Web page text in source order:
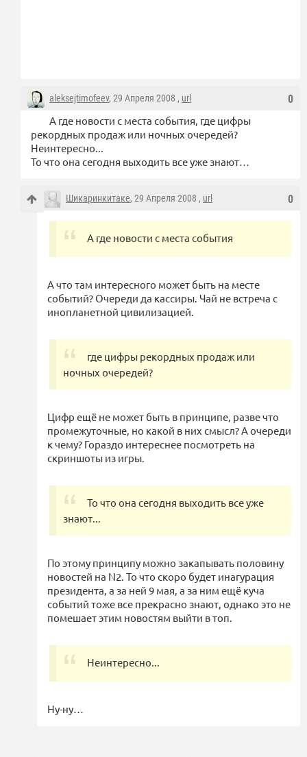
0
aleksejtimofeev, 29 Апреля 2008 , url
А где новости с места события, где цифры
рекордных продаж или ночных очередей?
Неинтересно...
То что она сегодня выходить все уже знают…
0
Шикаринкитаке, 29 Апреля 2008 , url
А где новости с места события
А что там интересного может быть на месте
событий? Очереди да кассиры. Чай не встреча с
инопланетной цивилизацией.
где цифры рекордных продаж или
ночных очередей?
Цифр ещё не может быть в принципе, разве что
промежуточные, но какой в них смысл? А очереди
к чему? Гораздо интереснее посмотреть на
скриншоты из игры.
То что она сегодня выходить все уже
знают...
По этому принципу можно закапывать половину
новостей на N2. То что скоро будет инагурация
президента, а за ней 9 мая, а за ним ещё куча
событий тоже все прекрасно знают, однако это не
помешает этим новостям выйти в топ.
Неинтересно...
Ну-ну…